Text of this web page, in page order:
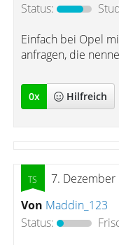
Status:
Einfach bei Opel
anfragen, die
0x Hilfreich
7.
Von Maddin_123
Status: